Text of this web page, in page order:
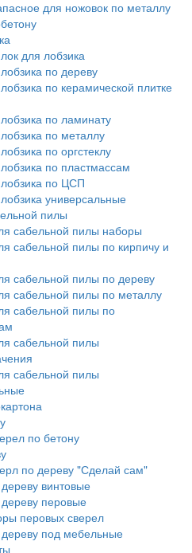
для ножовок по металлу
для лобзика
по дереву
по керамической плитке
по ламинату
по металлу
по оргстеклу
по пластмассам
по ЦСП
универсальные
пилы
сабельной пилы наборы
сабельной пилы по кирпичу и
сабельной пилы по дереву
сабельной пилы по металлу
сабельной пилы по
сабельной пилы
сабельной пилы
по бетону
по дереву "Сделай сам"
винтовые
перовые
перовых сверел
под мебельные